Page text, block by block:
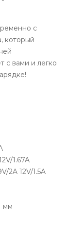
с
который
с вами и легко
1.67A
2A 12V/1.5A
мм